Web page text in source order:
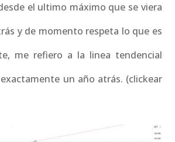
el ultimo máximo que se viera
y de momento respeta lo que es
me refiero a la linea tendencial
un año atrás. (clickear